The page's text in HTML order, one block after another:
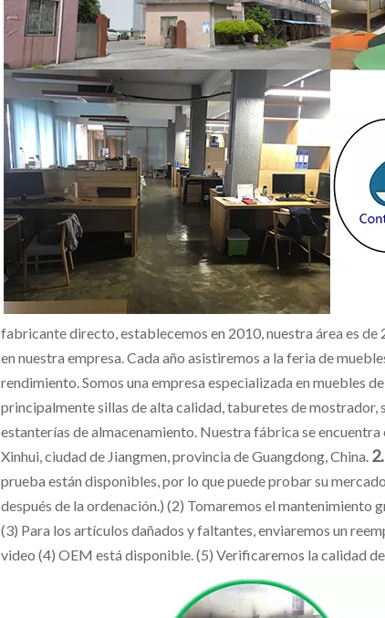
fabricante directo, establecemos en 2010, nuestra área es
en nuestra empresa. Cada año asistiremos a la feria de
rendimiento. Somos una empresa especializada en muebles
principalmente sillas de alta calidad, taburetes de mostrador,
estanterías de almacenamiento. Nuestra fábrica se
Xinhui, ciudad de Jiangmen, provincia de Guangdong, China.
prueba están disponibles, por lo que puede probar su
después de la ordenación.) (2) Tomaremos el mantenimiento
(3) Para los artículos dañados y faltantes, enviaremos un
video (4) OEM está disponible. (5) Verificaremos la calidad